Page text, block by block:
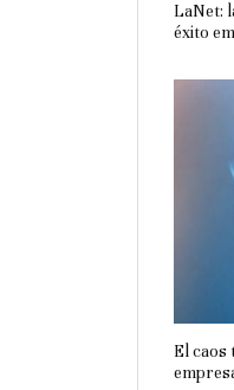
LaNet:
éxito
El caos